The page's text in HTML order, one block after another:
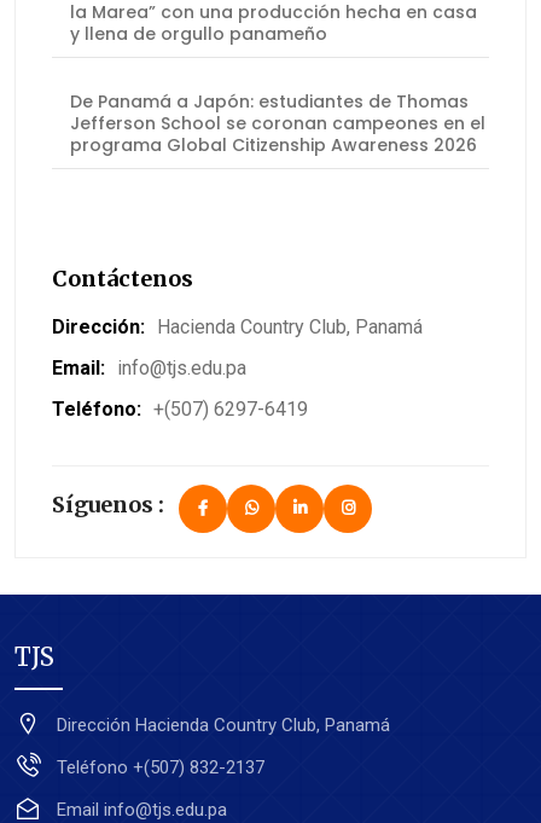
la Marea” con una producción hecha en casa
y llena de orgullo panameño
De Panamá a Japón: estudiantes de Thomas
Jefferson School se coronan campeones en el
programa Global Citizenship Awareness 2026
Contáctenos
Dirección:
Hacienda Country Club, Panamá
Email: info@tjs.edu.pa
Teléfono: +(507) 6297-6419
Síguenos :
TJS
Dirección Hacienda Country Club, Panamá
Teléfono +(507) 832-2137
Email info@tjs.edu.pa